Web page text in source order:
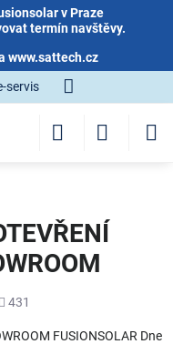
v Praze
termín navštěvy.
www.sattech.cz
servis
Počet
431
FUSIONSOLAR Dne